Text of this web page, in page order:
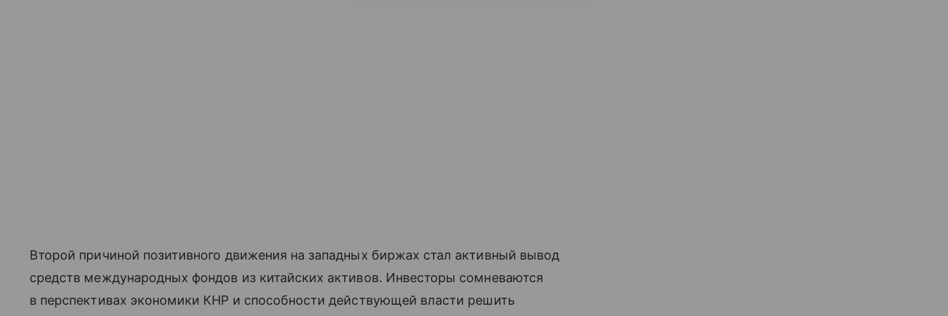
Второй причиной позитивного движения на западных биржах стал активный вывод
средств международных фондов из китайских активов. Инвесторы сомневаются
в перспективах экономики КНР и способности действующей власти решить